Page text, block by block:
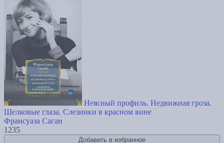
Неясный профиль. Недвижная гроза.
Шелковые глаза. Слезинки в красном вине
Франсуаза Саган
1235
Добавить в избранное